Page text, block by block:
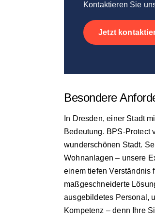
Kontaktieren Sie
Jetzt
Besondere
In Dresden, einer Stadt
Bedeutung. BPS-Protect
wunderschönen Stadt.
Wohnanlagen – unsere
einem tiefen Verständnis
maßgeschneiderte
ausgebildetes Personal,
Kompetenz – denn Ihre